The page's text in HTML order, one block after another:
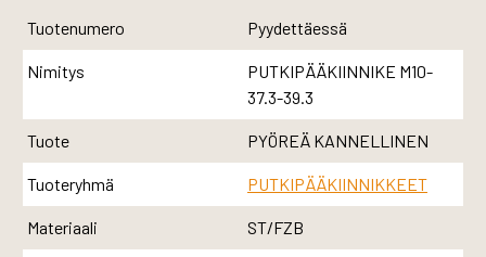
Tuotenumero Pyydettäessä
Nimitys
PUTKIPÄÄKIINNIKE M10-
37.3-39.3
Tuote PYÖREÄ KANNELLINEN
Tuoteryhmä PUTKIPÄÄKIINNIKKEET
Materiaali ST/FZB